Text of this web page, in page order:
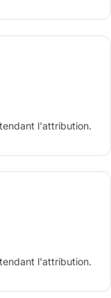
l'attribution.
l'attribution.